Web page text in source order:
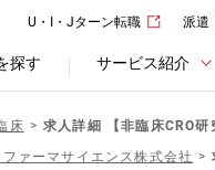
U・I・Jターン転職 派遣
探す サービス紹介
床
求人詳細 【非臨床CRO
ァーマサイエンス株式会社